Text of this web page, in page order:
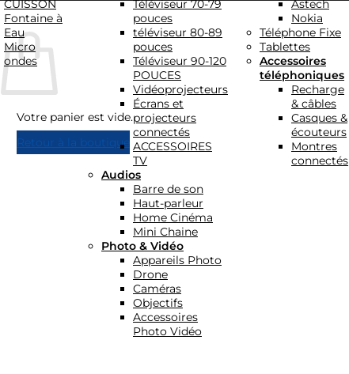
Votre panier est vide.
Retour à la boutique
CUISSON
Fontaine à
Eau
Micro
ondes
Téléviseur 70-79
pouces
téléviseur 80-89
pouces
Téléviseur 90-120
POUCES
Vidéoprojecteurs
Écrans et
projecteurs
connectés
ACCESSOIRES
TV
Audios
Barre de son
Haut-parleur
Home Cinéma
Mini Chaine
Photo & Vidéo
Appareils Photo
Drone
Caméras
Objectifs
Accessoires
Photo Vidéo
Astech
Nokia
Téléphone Fixe
Tablettes
Accessoires
téléphoniques
Recharge
& câbles
Casques &
écouteurs
Montres
connectés